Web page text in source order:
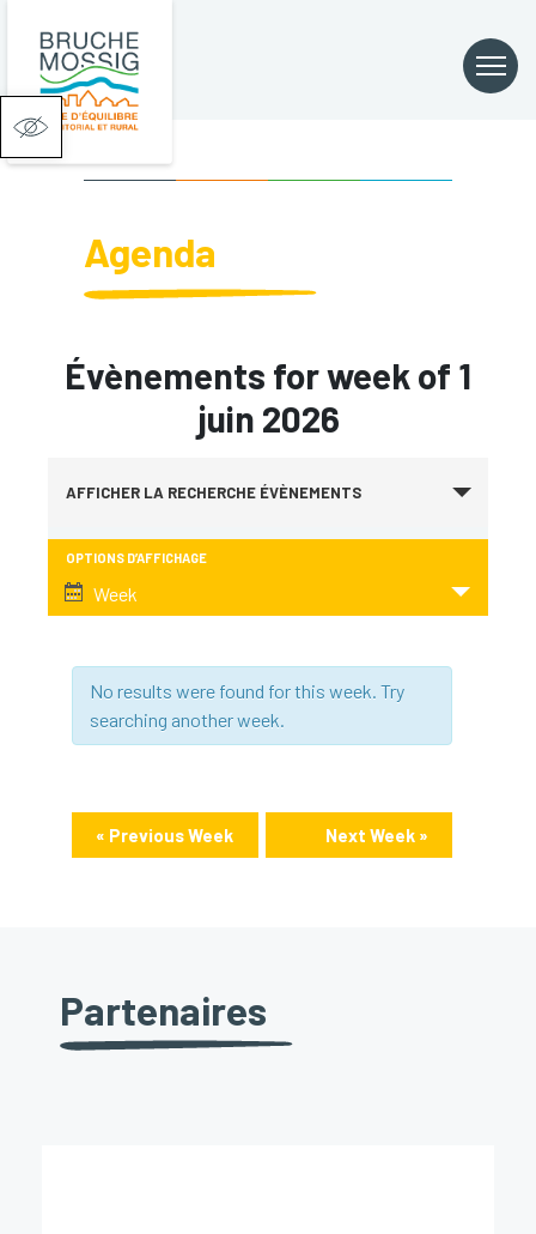
Ouvrir la barre d’outils
Agenda
Évènements for week of 1
juin 2026
Recherche
et
navigation
de
vues
Évènements
AFFICHER LA RECHERCHE ÉVÈNEMENTS
Navigation
de
Évènement
OPTIONS D’AFFICHAGE
Week
No results were found for this week. Try
searching another week.
« Previous Week Next Week »
Partenaires